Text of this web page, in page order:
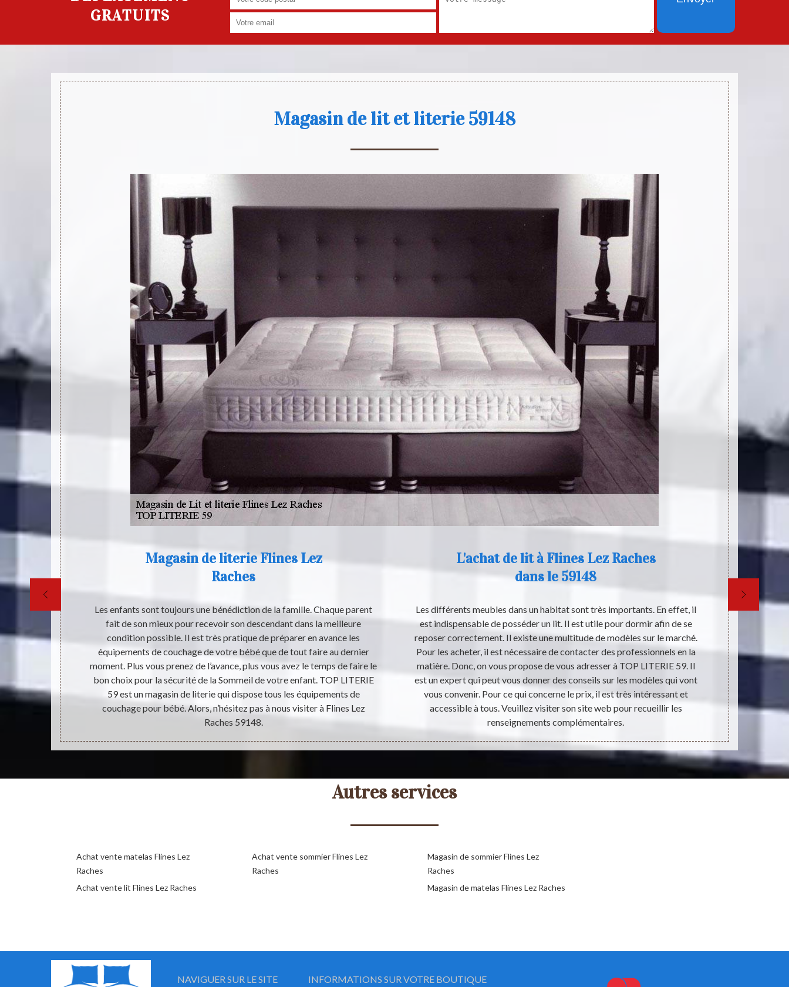
GRATUITS
Magasin de lit et literie 59148
: Flines
pour la
vous pouvez
Magasin de literie Flines Lez
Raches
Les enfants sont toujours une bénédiction de la famille. Chaque parent
fait de son mieux pour recevoir son descendant dans la meilleure
condition possible. Il est très pratique de préparer en avance les
équipements de couchage de votre bébé que de tout faire au dernier
moment. Plus vous prenez de l’avance, plus vous avez le temps de faire le
bon choix pour la sécurité de la Sommeil de votre enfant. TOP LITERIE
59 est un magasin de literie qui dispose tous les équipements de
couchage pour bébé. Alors, n’hésitez pas à nous visiter à Flines Lez
Raches 59148.
L'achat de lit à Flines Lez Raches
dans le 59148
Les différents meubles dans un habitat sont très importants. En effet, il
est indispensable de posséder un lit. Il est utile pour dormir afin de se
reposer correctement. Il existe une multitude de modèles sur le marché.
Pour les acheter, il est nécessaire de contacter des professionnels en la
matière. Donc, on vous propose de vous adresser à TOP LITERIE 59. Il
est un expert qui peut vous donner des conseils sur les modèles qui vont
vous convenir. Pour ce qui concerne le prix, il est très intéressant et
accessible à tous. Veuillez visiter son site web pour recueillir les
renseignements complémentaires.
L’idéologie
rôle
Autres services
Achat vente matelas Flines Lez
Raches
Achat vente lit Flines Lez Raches
Achat vente sommier Flines Lez
Raches
Magasin de sommier Flines Lez
Raches
Magasin de matelas Flines Lez Raches
NAVIGUER SUR LE SITE INFORMATIONS SUR VOTRE BOUTIQUE